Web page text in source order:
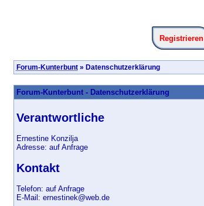
Registrieren
Forum-Kunterbunt» Datenschutzerklärung
Forum-Kunterbunt - Datenschutzerklärung
Verantwortliche
Ernestine Konzilja
Adresse: auf Anfrage
Kontakt
Telefon: auf Anfrage
E-Mail: ernestinek@web.de